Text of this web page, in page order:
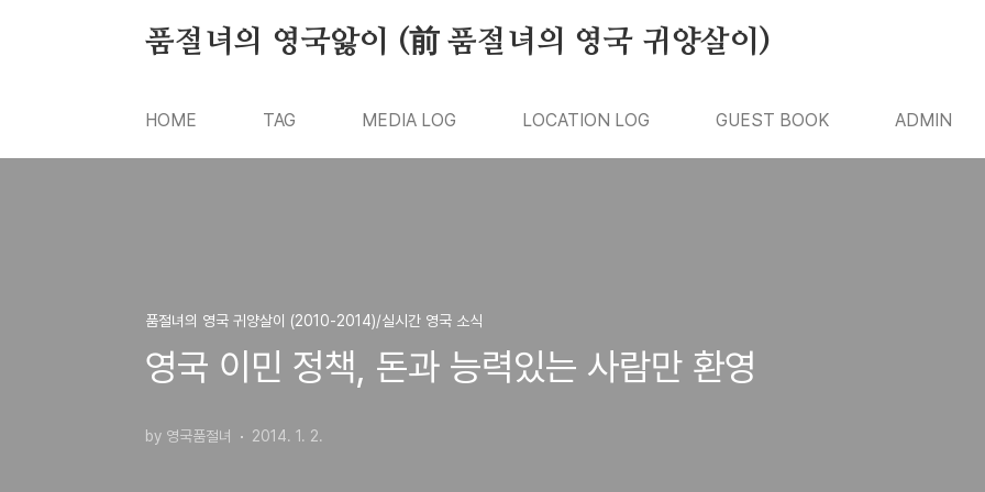
품절녀의 영국앓이 (前 품절녀의 영국 귀양살이)
HOME TAG MEDIA LOG LOCATION LOG GUEST BOOK ADMIN
품절녀의 영국 귀양살이 (2010-2014)/실시간 영국 소식
영국 이민 정책, 돈과 능력있는 사람만 환영
by 영국품절녀 2014. 1. 2.